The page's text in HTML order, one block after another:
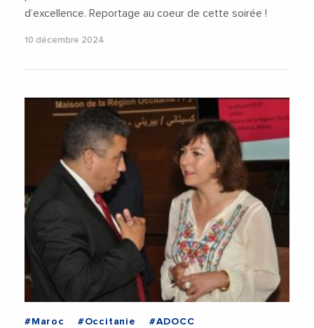
d’excellence. Reportage au coeur de cette soirée !
10 décembre 2024
#Maroc #Occitanie
#ADOCC